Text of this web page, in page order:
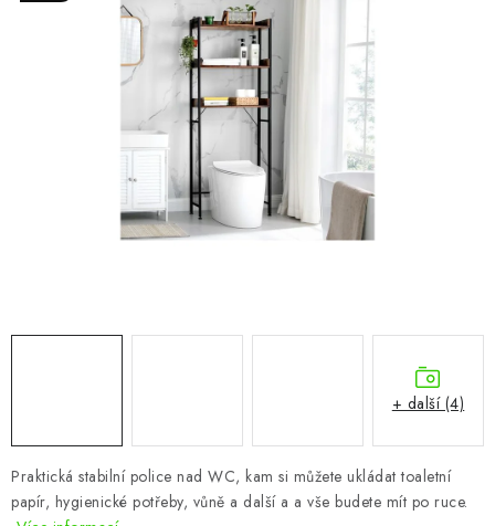
CHOVATELSKÉ POTŘEBY
DOPLŇKY A DEKORACE
OSTATNÍ
VÝPRODEJ
Vše o nákupu Info
Reklamace a odstoupení od smlouvy
Praktická stabilní police nad WC, kam si můžete ukládat toaletní
papír, hygienické potřeby, vůně a další a a vše budete mít po ruce.
+ další (4)